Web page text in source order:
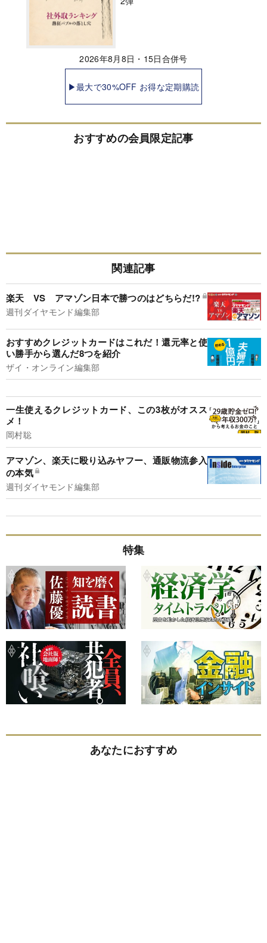
2026年8月8日・15日合併号
▶最大で30%OFF お得な定期購読
おすすめの会員限定記事
関連記事
楽天 VS アマゾン日本で勝つのはどちらだ!?
週刊ダイヤモンド編集部
おすすめクレジットカードはこれだ！還元率と使
い勝手から選んだ8つを紹介
ザイ・オンライン編集部
一生使えるクレジットカード、この3枚がオスス
メ！
岡村聡
アマゾン、楽天に殴り込みヤフー、通販物流参入
の本気
週刊ダイヤモンド編集部
特集
あなたにおすすめ